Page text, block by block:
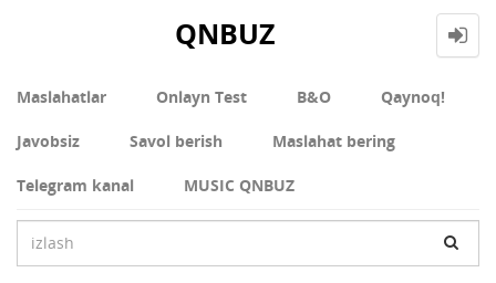
QNBUZ
Maslahatlar Onlayn Test В&О Qaynoq!
Javobsiz Savol berish Maslahat bering
Telegram kanal MUSIC QNBUZ